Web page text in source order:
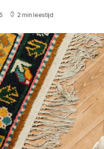
2 min leestijd